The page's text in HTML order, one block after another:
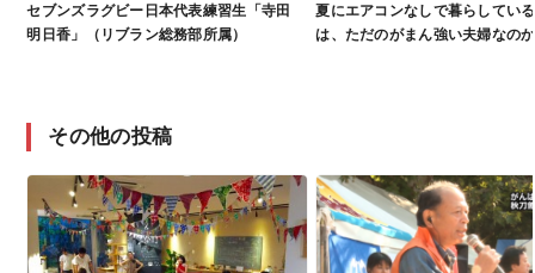
セブンズラグビー日本代表練習生「寺田
明日香」（リブラン総務部所属）
夏にエアコンなしで暮らしてい
は、ただのがまん強い夫婦なの
その他の投稿